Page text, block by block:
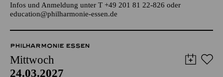
Infos und Anmeldung unter T +49 201 81 22-826 oder
education@philharmonie-essen.de
PHILHARMONIE ESSEN
Mittwoch
24.03.2027